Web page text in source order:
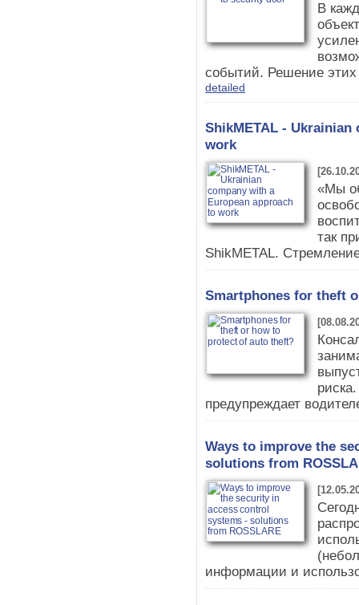
В
событий. Решение
detailed
ShikMETAL -
work
«Мы
так
ShikMETAL.
Smartphones for theft
предупреждает
Ways to improve the
solutions from
информации и